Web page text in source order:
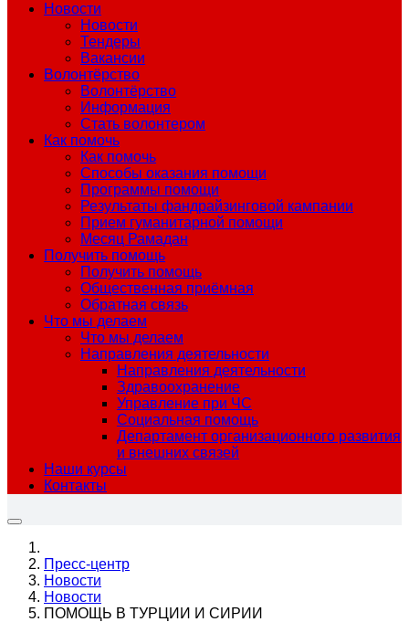
Новости
Новости
Тендеры
Вакансии
Волонтёрство
Волонтёрство
Информация
Стать волонтером
Как помочь
Как помочь
Способы оказания помощи
Программы помощи
Результаты фандрайзинговой кампании
Прием гуманитарной помощи
Месяц Рамадан
Получить помощь
Получить помощь
Общественная приёмная
Обратная связь
Что мы делаем
Что мы делаем
Направления деятельности
Направления деятельности
Здравоохранение
Управление при ЧС
Социальная помощь
Департамент организационного развития
и внешних связей
Наши курсы
Контакты
Пресс-центр
Новости
Новости
ПОМОЩЬ В ТУРЦИИ И СИРИИ